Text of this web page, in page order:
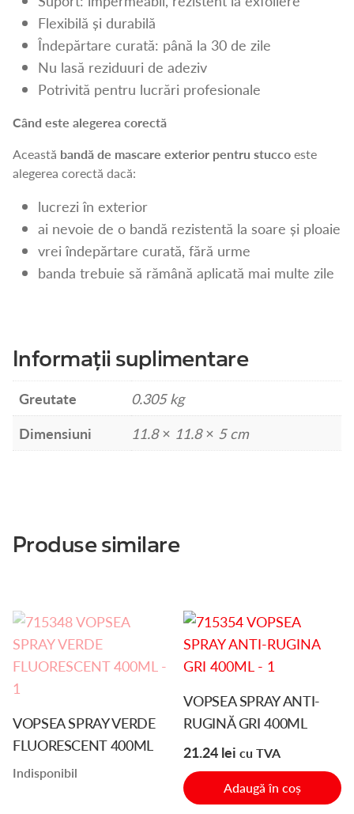
Flexibilă și durabilă
Îndepărtare curată: până la 30 de zile
Nu lasă reziduuri de adeziv
Potrivită pentru lucrări profesionale
Când este alegerea corectă
Această bandă de mascare exterior pentru stuccoeste
alegerea corectă dacă:
lucrezi în exterior
ai nevoie de o bandă rezistentă la soare și ploaie
vrei îndepărtare curată, fără urme
banda trebuie să rămână aplicată mai multe zile
Informații suplimentare
Greutate
0.305 kg
Dimensiuni
11.8 × 11.8 × 5 cm
Produse similare
VOPSEA SPRAY VERDE
FLUORESCENT 400ML
Indisponibil
VOPSEA SPRAY ANTI-
RUGINĂ GRI 400ML
21.24 lei cu TVA
Adaugă în coș